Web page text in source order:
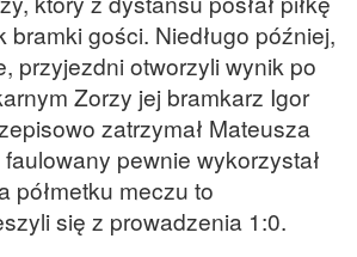
bramki gości. Niedługo później,
przyjezdni otworzyli wynik po
Zorzy jej bramkarz Igor
zatrzymał Mateusza
pewnie wykorzystał
półmetku meczu to
się z prowadzenia 1:0.